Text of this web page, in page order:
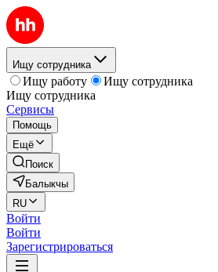
Ищу сотрудника
Ищу работу
Ищу сотрудника
Ищу сотрудника
Сервисы
Помощь
Ещё
Поиск
Балыкчы
RU
Войти
Войти
Зарегистрироваться